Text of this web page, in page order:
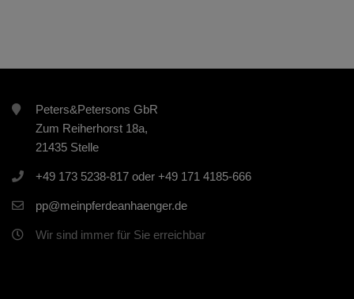
Peters&Petersons GbR
Zum Reiherhorst 18a,
21435 Stelle
+49 173 5238-817 oder +49 171 4185-666
pp@meinpferdeanhaenger.de
Wir sind immer für Sie erreichbar